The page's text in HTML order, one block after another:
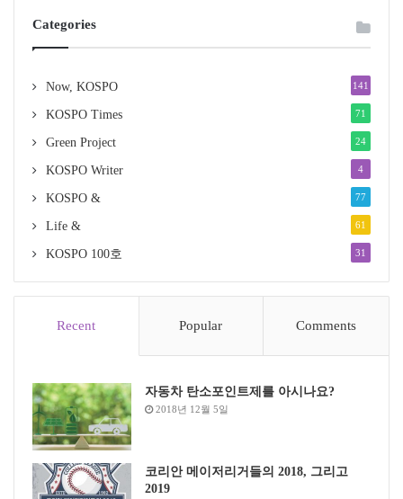
Categories
Now, KOSPO 141
KOSPO Times 71
Green Project 24
KOSPO Writer 4
KOSPO & 77
Life & 61
KOSPO 100호 31
Recent Popular Comments
자동차 탄소포인트제를 아시나요?
2018년 12월 5일
코리안 메이저리거들의 2018, 그리고
2019